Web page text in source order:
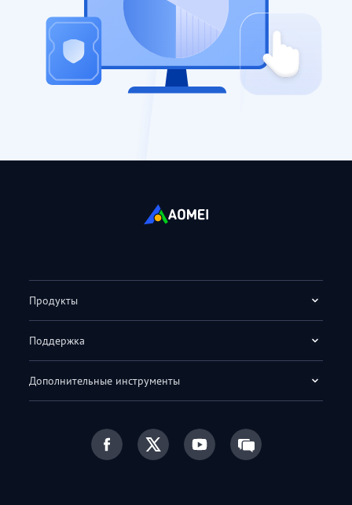
Продукты
Поддержка
Дополнительные инструменты